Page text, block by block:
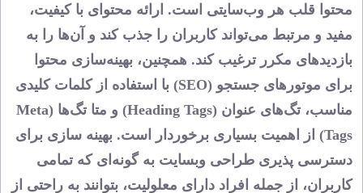
محتوا قلب هر وب‌سایتی است. ارائه محتوای با کیفیت،
مفید و مرتبط می‌تواند کاربران را جذب کند و آن‌ها را به
بازدیدهای مکرر ترغیب کند. همچنین، بهینه‌سازی محتوا
برای موتورهای جستجو (SEO) با استفاده از کلمات کلیدی
مناسب، تگ‌های عنوان (Heading Tags) و متا تگ‌ها (Meta
Tags) از اهمیت بسیاری برخوردار است.
بهینه‌ سازی برای
دسترسی‌ پذیری طراحی وبسایت به گونه‌ای که تمامی
کاربران، از جمله افراد دارای معلولیت، بتوانند به راحتی از